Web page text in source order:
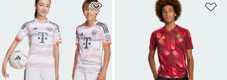
Favori Listesine Ekle